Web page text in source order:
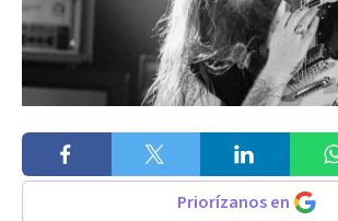
Priorízanos en